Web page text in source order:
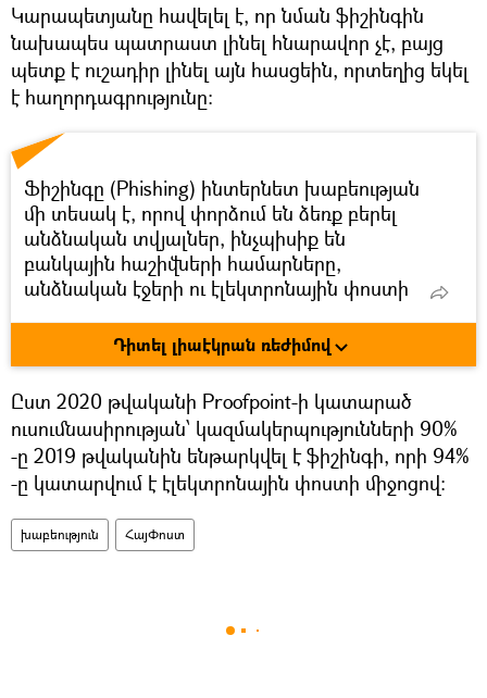
Կարապետյանը հավելել է, որ նման ֆիշինգին
նախապես պատրաստ լինել հնարավոր չէ, բայց
պետք է ուշադիր լինել այն հասցեին, որտեղից եկել
է հաղորդագրությունը:
Ֆիշինգը (Phishing) ինտերնետ խաբեության
մի տեսակ է, որով փորձում են ձեռք բերել
անձնական տվյալներ, ինչպիսիք են
բանկային հաշիվների համարները,
անձնական էջերի ու էլեկտրոնային փոստի
Կիբերհանցագործն իրեն ներկայացնում է
որպես օրինական բիզնես ունեցող անձ։
Դիտել լիաէկրան ռեժիմով
Ըստ 2020 թվականի Proofpoint-ի կատարած
ուսումնասիրության՝ կազմակերպությունների 90%
-ը 2019 թվականին ենթարկվել է ֆիշինգի, որի 94%
-ը կատարվում է էլեկտրոնային փոստի միջոցով։
խաբեություն ՀայՓոստ